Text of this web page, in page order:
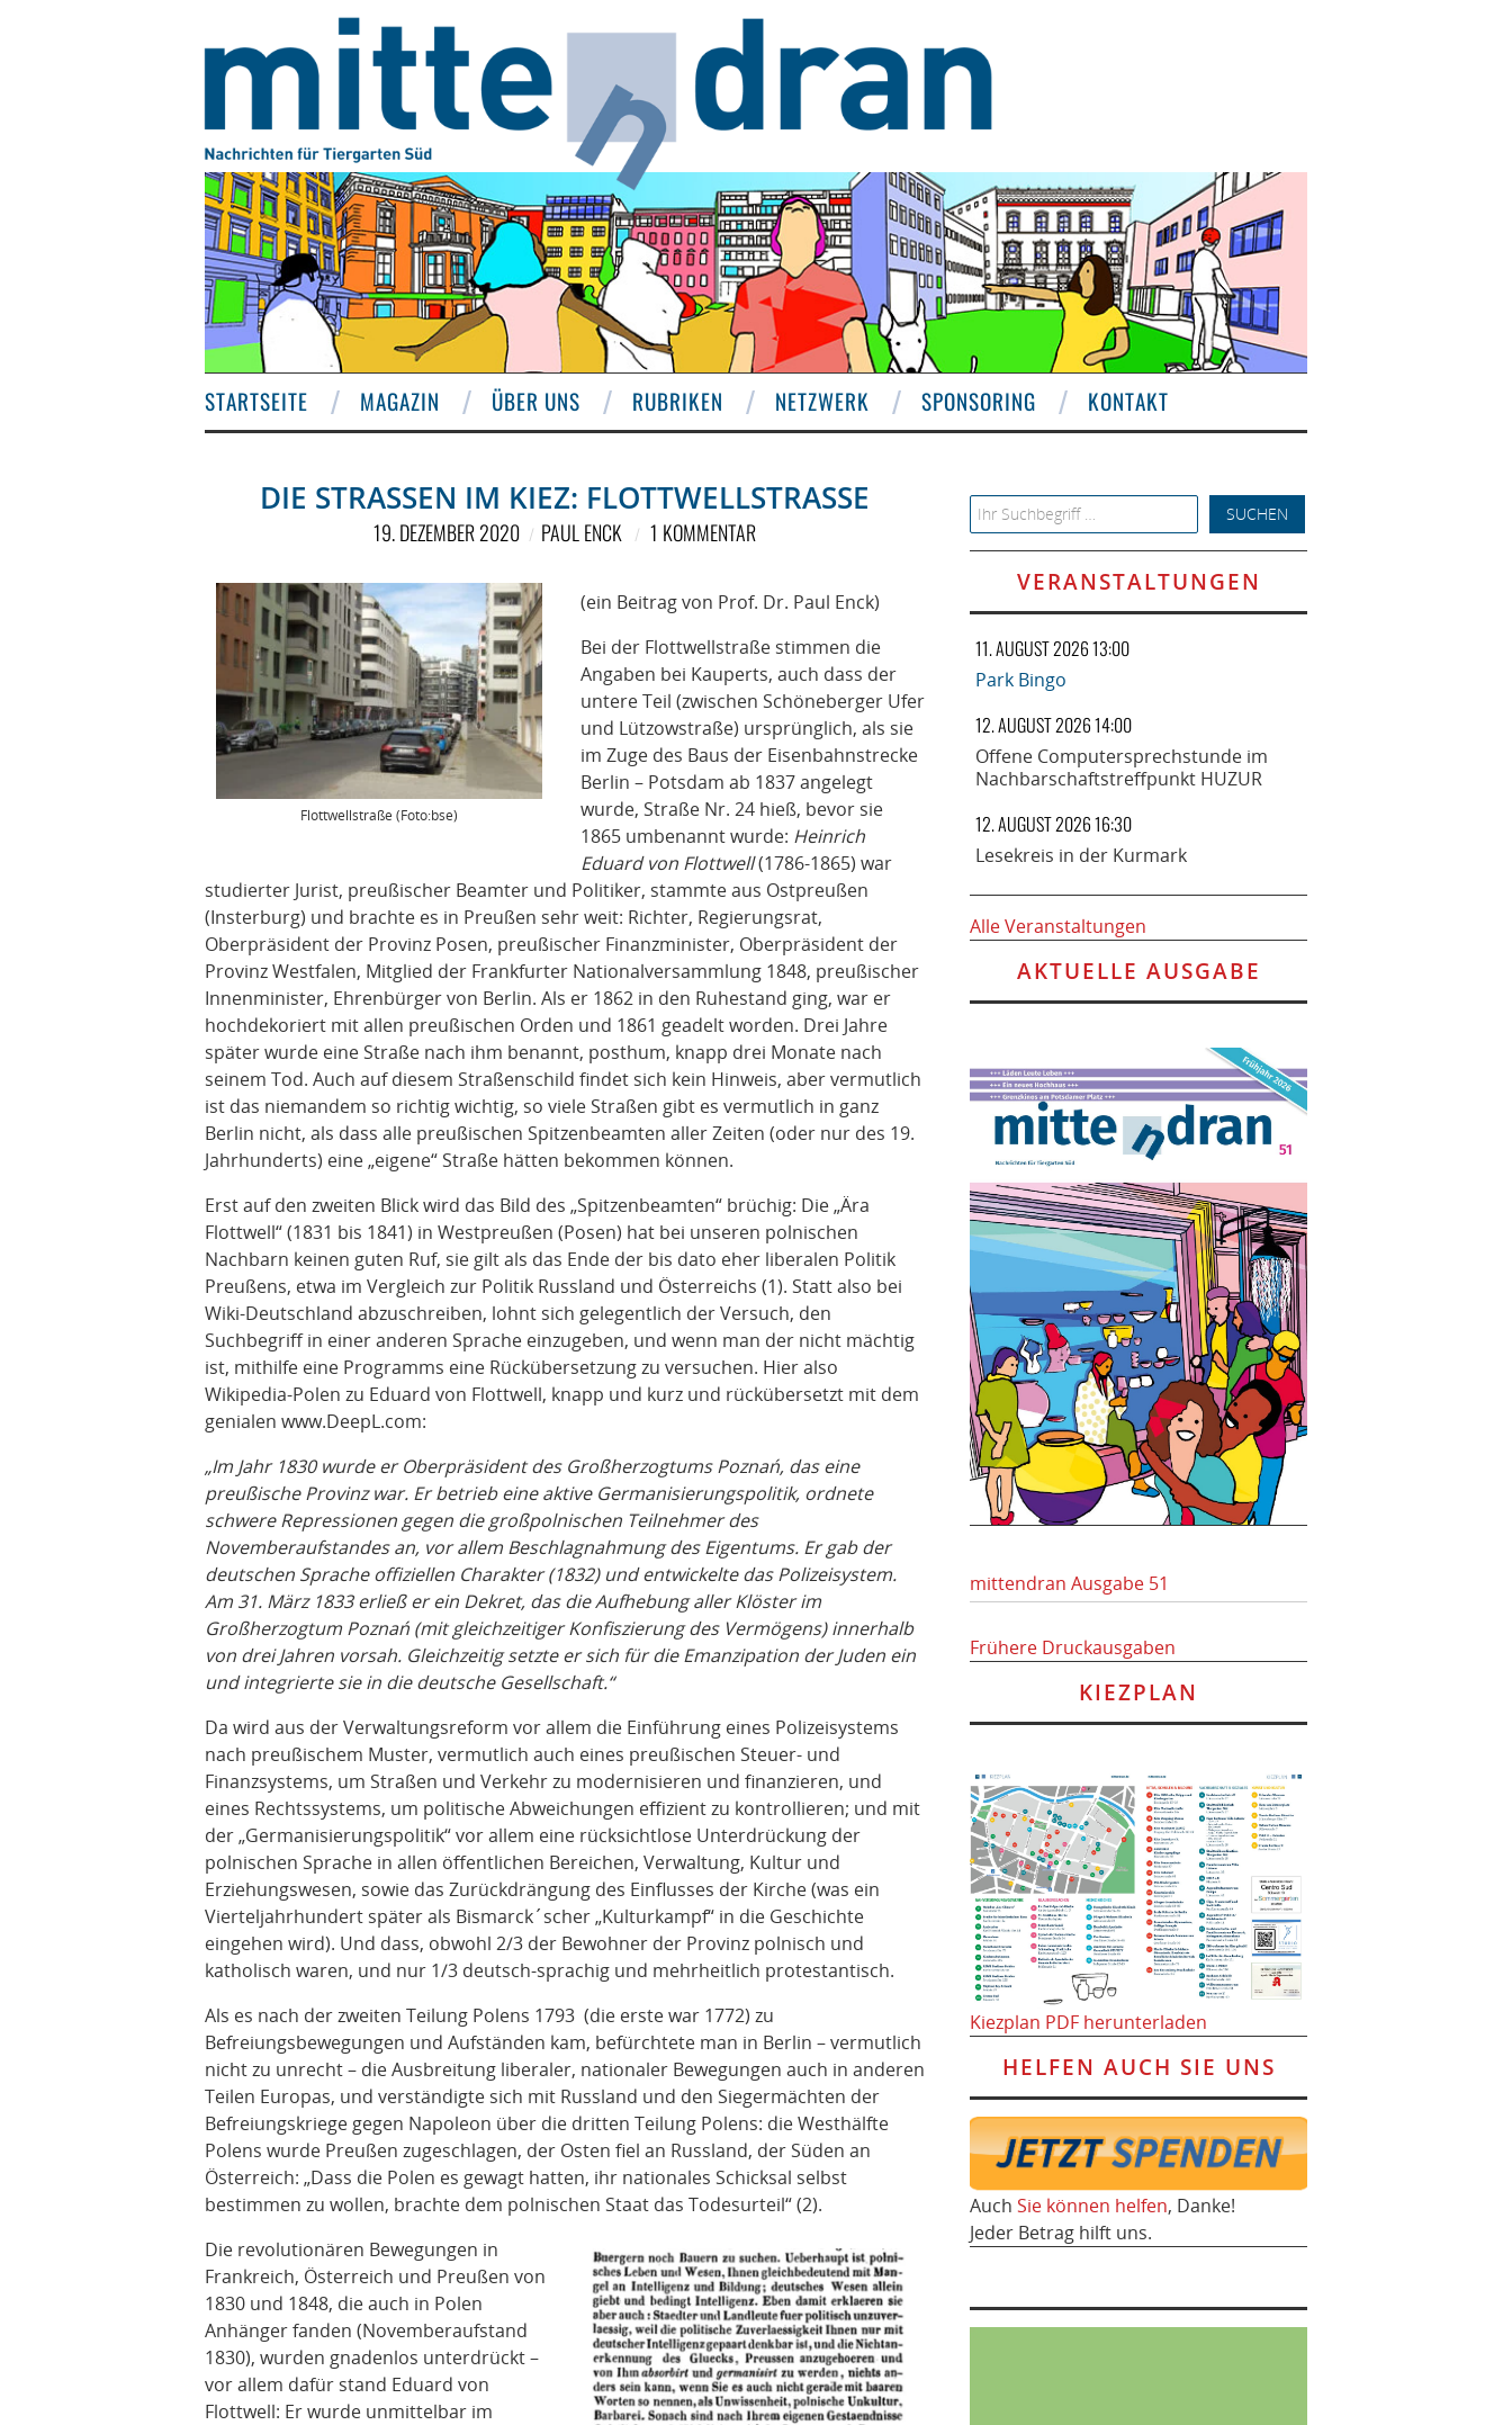
STARTSEITE MAGAZIN ÜBER UNS RUBRIKEN NETZWERK SPONSORING KONTAKT
DIE STRASSEN IM KIEZ: FLOTTWELLSTRASSE
19. DEZEMBER 2020 PAUL ENCK 1 KOMMENTAR
Flottwellstraße (Foto:bse)
(ein Beitrag von Prof. Dr. Paul Enck)
Bei der Flottwellstraße stimmen die
Angaben bei Kauperts, auch dass der
untere Teil (zwischen Schöneberger Ufer
und Lützowstraße) ursprünglich, als sie
im Zuge des Baus der Eisenbahnstrecke
Berlin – Potsdam ab 1837 angelegt
wurde, Straße Nr. 24 hieß, bevor sie
1865 umbenannt wurde: Heinrich
Eduard von Flottwell(1786-1865) war
studierter Jurist, preußischer Beamter und Politiker, stammte aus Ostpreußen
(Insterburg) und brachte es in Preußen sehr weit: Richter, Regierungsrat,
Oberpräsident der Provinz Posen, preußischer Finanzminister, Oberpräsident der
Provinz Westfalen, Mitglied der Frankfurter Nationalversammlung 1848, preußischer
Innenminister, Ehrenbürger von Berlin. Als er 1862 in den Ruhestand ging, war er
hochdekoriert mit allen preußischen Orden und 1861 geadelt worden. Drei Jahre
später wurde eine Straße nach ihm benannt, posthum, knapp drei Monate nach
seinem Tod. Auch auf diesem Straßenschild findet sich kein Hinweis, aber vermutlich
ist das niemandem so richtig wichtig, so viele Straßen gibt es vermutlich in ganz
Berlin nicht, als dass alle preußischen Spitzenbeamten aller Zeiten (oder nur des 19.
Jahrhunderts) eine „eigene“ Straße hätten bekommen können.
Erst auf den zweiten Blick wird das Bild des „Spitzenbeamten“ brüchig: Die „Ära
Flottwell“ (1831 bis 1841) in Westpreußen (Posen) hat bei unseren polnischen
Nachbarn keinen guten Ruf, sie gilt als das Ende der bis dato eher liberalen Politik
Preußens, etwa im Vergleich zur Politik Russland und Österreichs (1). Statt also bei
Wiki-Deutschland abzuschreiben, lohnt sich gelegentlich der Versuch, den
Suchbegriff in einer anderen Sprache einzugeben, und wenn man der nicht mächtig
ist, mithilfe eine Programms eine Rückübersetzung zu versuchen. Hier also
Wikipedia-Polen zu Eduard von Flottwell, knapp und kurz und rückübersetzt mit dem
genialen www.DeepL.com:
„Im Jahr 1830 wurde er Oberpräsident des Großherzogtums Poznań, das eine
preußische Provinz war. Er betrieb eine aktive Germanisierungspolitik, ordnete
schwere Repressionen gegen die großpolnischen Teilnehmer des
Novemberaufstandes an, vor allem Beschlagnahmung des Eigentums. Er gab der
deutschen Sprache offiziellen Charakter (1832) und entwickelte das Polizeisystem.
Am 31. März 1833 erließ er ein Dekret, das die Aufhebung aller Klöster im
Großherzogtum Poznań (mit gleichzeitiger Konfiszierung des Vermögens) innerhalb
von drei Jahren vorsah. Gleichzeitig setzte er sich für die Emanzipation der Juden ein
und integrierte sie in die deutsche Gesellschaft.“
Da wird aus der Verwaltungsreform vor allem die Einführung eines Polizeisystems
nach preußischem Muster, vermutlich auch eines preußischen Steuer- und
Finanzsystems, um Straßen und Verkehr zu modernisieren und finanzieren, und
eines Rechtssystems, um politische Abweichungen effizient zu kontrollieren; und mit
der „Germanisierungspolitik“ vor allem eine rücksichtlose Unterdrückung der
polnischen Sprache in allen öffentlichen Bereichen, Verwaltung, Kultur und
Erziehungswesen, sowie das Zurückdrängung des Einflusses der Kirche (was ein
Vierteljahrhundert später als Bismarck´scher „Kulturkampf“ in die Geschichte
eingehen wird). Und dass, obwohl 2/3 der Bewohner der Provinz polnisch und
katholisch waren, und nur 1/3 deutsch-sprachig und mehrheitlich protestantisch.
Als es nach der zweiten Teilung Polens 1793 (die erste war 1772) zu
Befreiungsbewegungen und Aufständen kam, befürchtete man in Berlin – vermutlich
nicht zu unrecht – die Ausbreitung liberaler, nationaler Bewegungen auch in anderen
Teilen Europas, und verständigte sich mit Russland und den Siegermächten der
Befreiungskriege gegen Napoleon über die dritten Teilung Polens: die Westhälfte
Polens wurde Preußen zugeschlagen, der Osten fiel an Russland, der Süden an
Österreich: „Dass die Polen es gewagt hatten, ihr nationales Schicksal selbst
bestimmen zu wollen, brachte dem polnischen Staat das Todesurteil“ (2).
Die revolutionären Bewegungen in
Frankreich, Österreich und Preußen von
1830 und 1848, die auch in Polen
Anhänger fanden (Novemberaufstand
1830), wurden gnadenlos unterdrückt –
vor allem dafür stand Eduard von
Flottwell: Er wurde unmittelbar im
Search for:
VERANSTALTUNGEN
11. AUGUST 2026 13:00
Park Bingo
12. AUGUST 2026 14:00
Offene Computersprechstunde im
Nachbarschaftstreffpunkt HUZUR
12. AUGUST 2026 16:30
Lesekreis in der Kurmark
Alle Veranstaltungen
AKTUELLE AUSGABE
mittendran Ausgabe 51
Frühere Druckausgaben
KIEZPLAN
Kiezplan PDF herunterladen
HELFEN AUCH SIE UNS
Auch Sie können helfen, Danke!
Jeder Betrag hilft uns.